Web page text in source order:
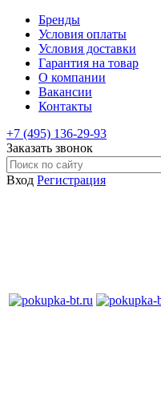
Бренды
Условия оплаты
Условия доставки
Гарантия на товар
О компании
Вакансии
Контакты
+7 (495) 136-29-93
Заказать звонок
Вход Регистрация